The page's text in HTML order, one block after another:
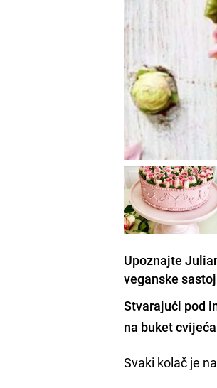
Upoznajte
veganske
Stvarajući pod
na buket
Svaki kolač je